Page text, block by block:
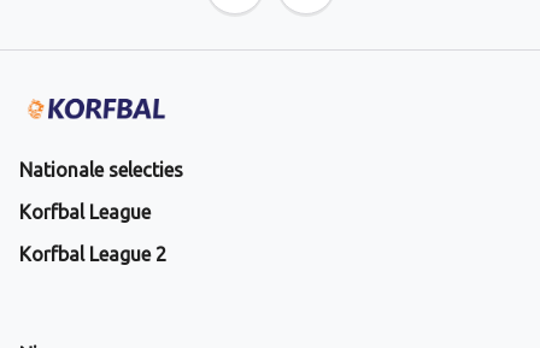
Nationale selecties
Korfbal League
Korfbal League 2